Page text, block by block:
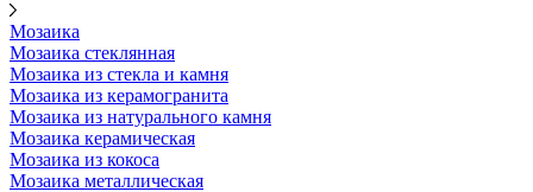
Мозаика
Мозаика стеклянная
Мозаика из стекла и камня
Мозаика из керамогранита
Мозаика из натурального камня
Мозаика керамическая
Мозаика из кокоса
Мозаика металлическая